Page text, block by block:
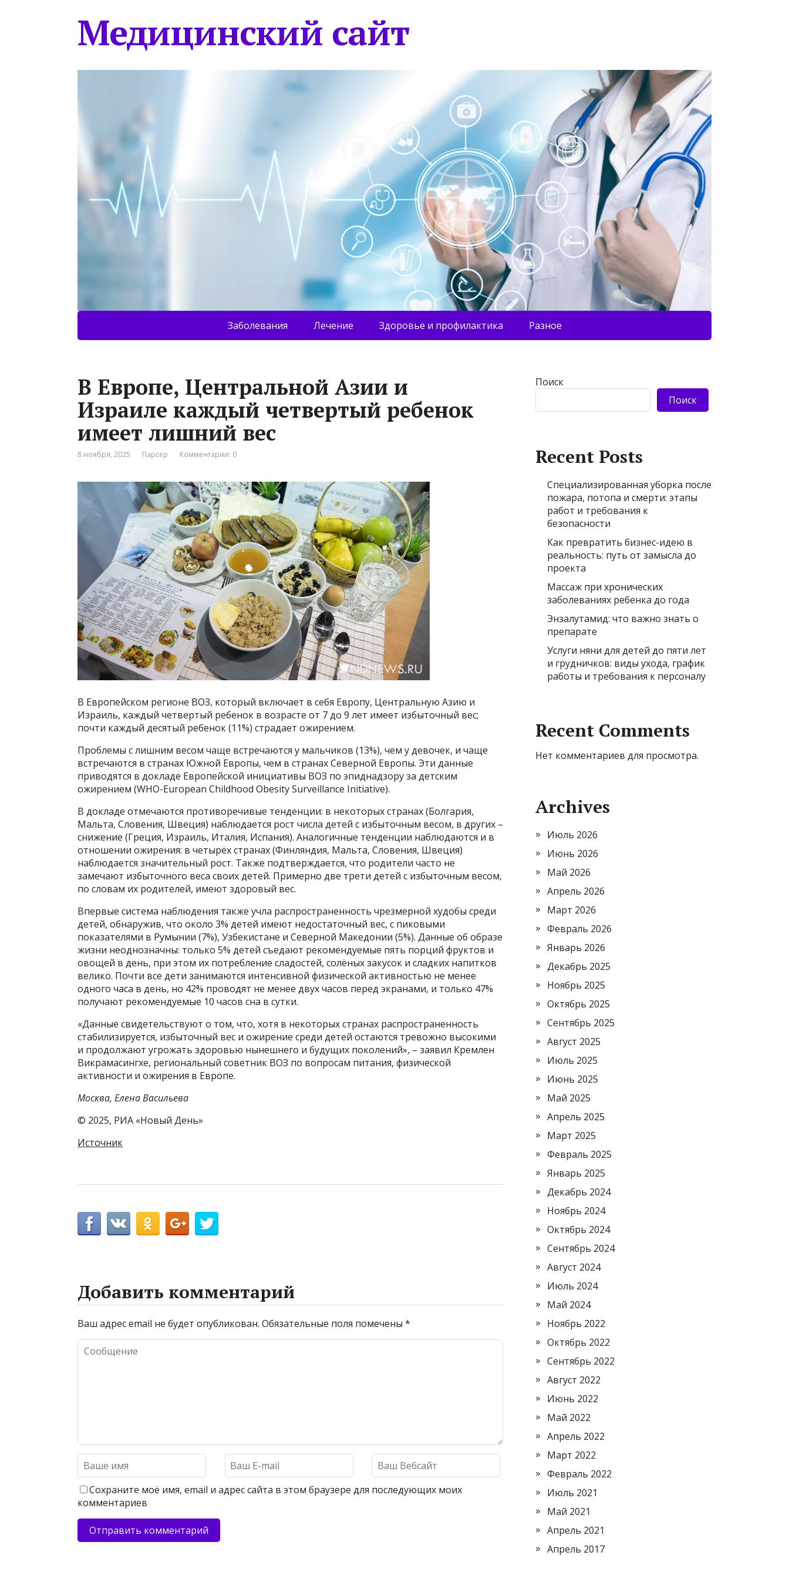
Медицинский сайт
Заболевания Лечение Здоровье и профилактика Разное
В Европе, Центральной Азии и
Израиле каждый четвертый ребенок
имеет лишний вес
8 ноября, 2025 Парсер Комментарии: 0
В Европейском регионе ВОЗ, который включает в себя Европу, Центральную Азию и
Израиль, каждый четвертый ребенок в возрасте от 7 до 9 лет имеет избыточный вес;
почти каждый десятый ребенок (11%) страдает ожирением.
Проблемы с лишним весом чаще встречаются у мальчиков (13%), чем у девочек, и чаще
встречаются в странах Южной Европы, чем в странах Северной Европы. Эти данные
приводятся в докладе Европейской инициативы ВОЗ по эпиднадзору за детским
ожирением (WHO-European Childhood Obesity Surveillance Initiative).
В докладе отмечаются противоречивые тенденции: в некоторых странах (Болгария,
Мальта, Словения, Швеция) наблюдается рост числа детей с избыточным весом, в других –
снижение (Греция, Израиль, Италия, Испания). Аналогичные тенденции наблюдаются и в
отношении ожирения: в четырёх странах (Финляндия, Мальта, Словения, Швеция)
наблюдается значительный рост. Также подтверждается, что родители часто не
замечают избыточного веса своих детей. Примерно две трети детей с избыточным весом,
по словам их родителей, имеют здоровый вес.
Впервые система наблюдения также учла распространенность чрезмерной худобы среди
детей, обнаружив, что около 3% детей имеют недостаточный вес, с пиковыми
показателями в Румынии (7%), Узбекистане и Северной Македонии (5%). Данные об образе
жизни неоднозначны: только 5% детей съедают рекомендуемые пять порций фруктов и
овощей в день, при этом их потребление сладостей, солёных закусок и сладких напитков
велико. Почти все дети занимаются интенсивной физической активностью не менее
одного часа в день, но 42% проводят не менее двух часов перед экранами, и только 47%
получают рекомендуемые 10 часов сна в сутки.
«Данные свидетельствуют о том, что, хотя в некоторых странах распространенность
стабилизируется, избыточный вес и ожирение среди детей остаются тревожно высокими
и продолжают угрожать здоровью нынешнего и будущих поколений», – заявил Кремлен
Викрамасингхе, региональный советник ВОЗ по вопросам питания, физической
активности и ожирения в Европе.
Москва, Елена Васильева
© 2025, РИА «Новый День»
Источник
Добавить комментарий
Ваш адрес email не будет опубликован. Обязательные поля помечены *
Сохраните моё имя, email и адрес сайта в этом браузере для последующих моих
комментариев
Поиск
Поиск
Recent Posts
Специализированная уборка после
пожара, потопа и смерти: этапы
работ и требования к
безопасности
Как превратить бизнес-идею в
реальность: путь от замысла до
проекта
Массаж при хронических
заболеваниях ребенка до года
Энзалутамид: что важно знать о
препарате
Услуги няни для детей до пяти лет
и грудничков: виды ухода, график
работы и требования к персоналу
Recent Comments
Нет комментариев для просмотра.
Archives
Июль 2026
Июнь 2026
Май 2026
Апрель 2026
Март 2026
Февраль 2026
Январь 2026
Декабрь 2025
Ноябрь 2025
Октябрь 2025
Сентябрь 2025
Август 2025
Июль 2025
Июнь 2025
Май 2025
Апрель 2025
Март 2025
Февраль 2025
Январь 2025
Декабрь 2024
Ноябрь 2024
Октябрь 2024
Сентябрь 2024
Август 2024
Июль 2024
Май 2024
Ноябрь 2022
Октябрь 2022
Сентябрь 2022
Август 2022
Июнь 2022
Май 2022
Апрель 2022
Март 2022
Февраль 2022
Июль 2021
Май 2021
Апрель 2021
Апрель 2017